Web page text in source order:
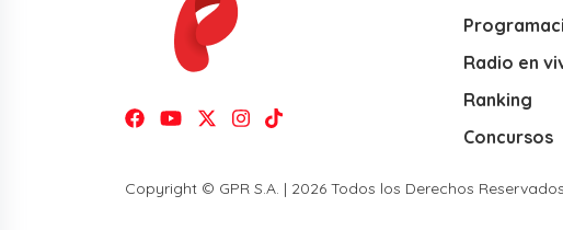
Radio en
Ranking
Concursos
Copyright © GPR S.A. | 2026 Todos los Derechos